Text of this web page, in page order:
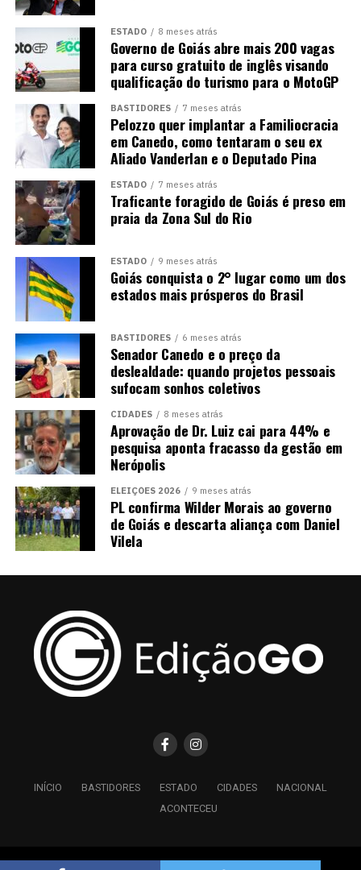
ESTADO 8 meses atrás
Governo de Goiás abre mais 200 vagas
para curso gratuito de inglês visando
qualificação do turismo para o MotoGP
BASTIDORES 7 meses atrás
Pelozzo quer implantar a Familiocracia
em Canedo, como tentaram o seu ex
Aliado Vanderlan e o Deputado Pina
ESTADO 7 meses atrás
Traficante foragido de Goiás é preso em
praia da Zona Sul do Rio
ESTADO 9 meses atrás
Goiás conquista o 2° lugar como um dos
estados mais prósperos do Brasil
BASTIDORES 6 meses atrás
Senador Canedo e o preço da
deslealdade: quando projetos pessoais
sufocam sonhos coletivos
CIDADES 8 meses atrás
Aprovação de Dr. Luiz cai para 44% e
pesquisa aponta fracasso da gestão em
Nerópolis
ELEIÇÕES 2026 9 meses atrás
PL confirma Wilder Morais ao governo
de Goiás e descarta aliança com Daniel
Vilela
INÍCIO BASTIDORES ESTADO CIDADES
NACIONAL
ACONTECEU